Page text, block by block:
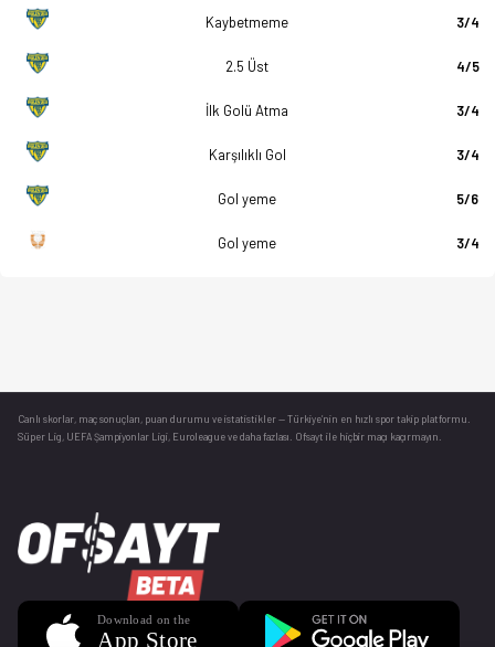
Kaybetmeme 3/4
2.5 Üst 4/5
İlk Golü Atma 3/4
Karşılıklı Gol 3/4
Gol yeme 5/6
Gol yeme 3/4
Canlı skorlar , maç sonuçları, puan durumu ve istatistikler — Türkiye’nin en hızlı spor takip platformu.
Süper Lig, UEFA Şampiyonlar Ligi, Euroleague ve daha fazlası. Ofsayt ile hiçbir maçı kaçırmayın.